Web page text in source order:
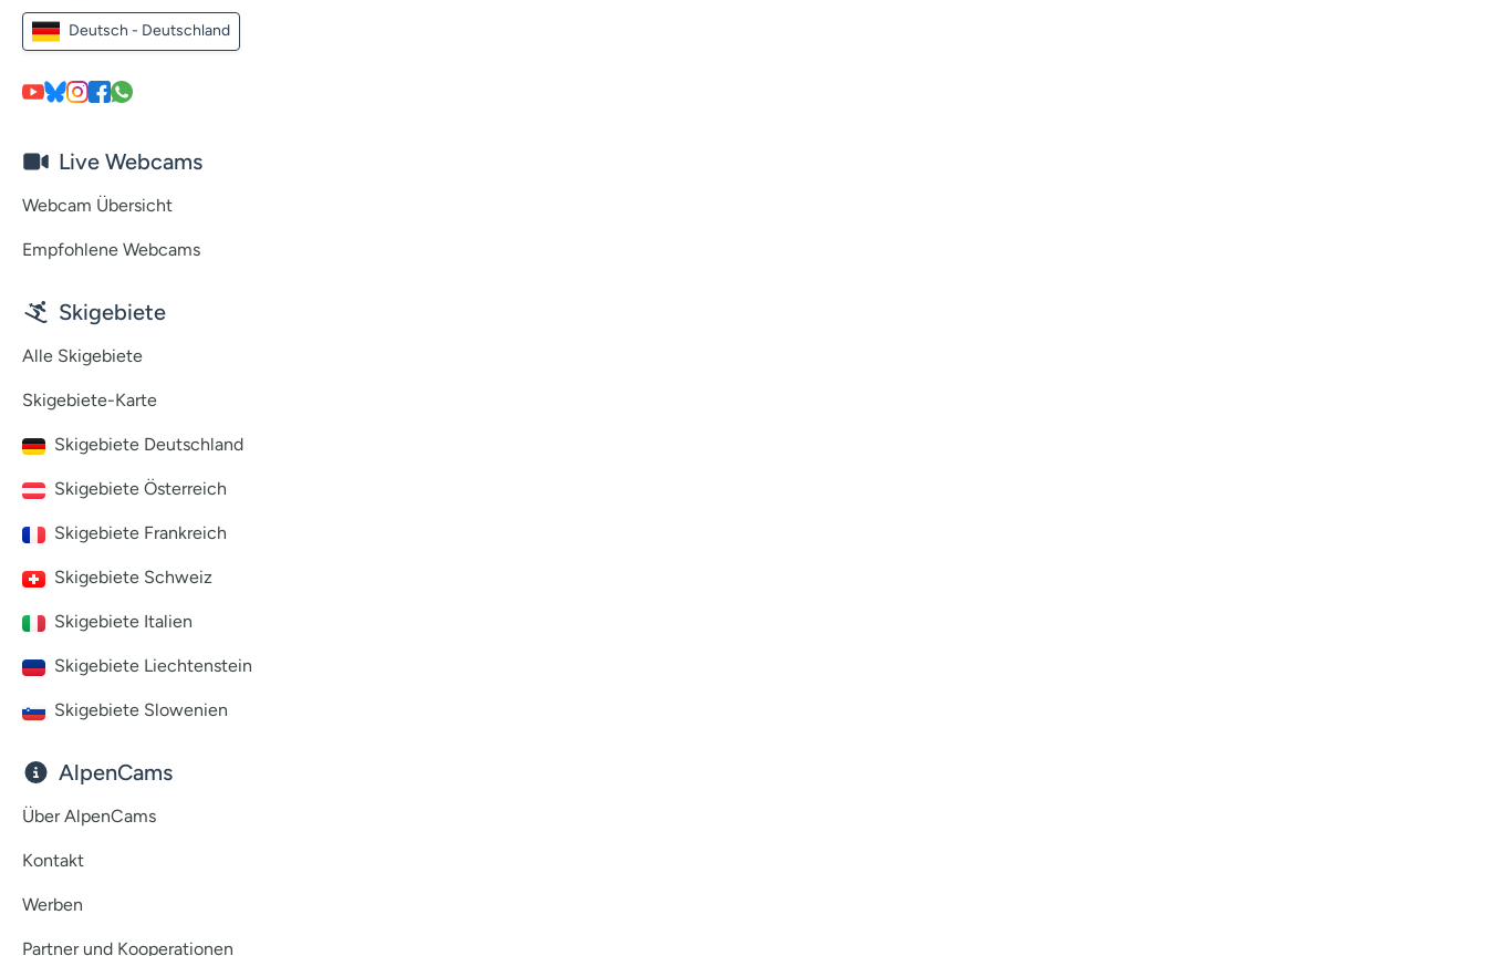
Deutsch - Deutschland
Live Webcams
Webcam Übersicht
Empfohlene Webcams
Skigebiete
Alle Skigebiete
Skigebiete-Karte
Skigebiete Deutschland
Skigebiete Österreich
Skigebiete Frankreich
Skigebiete Schweiz
Skigebiete Italien
Skigebiete Liechtenstein
Skigebiete Slowenien
AlpenCams
Über AlpenCams
Kontakt
Werben
Partner und Kooperationen